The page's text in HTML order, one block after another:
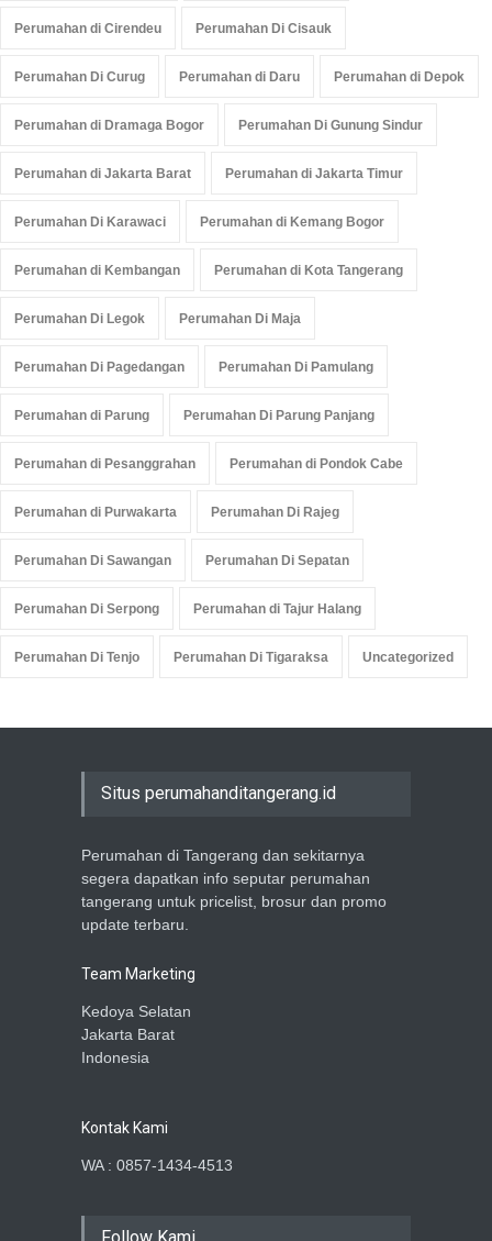
Perumahan di Cirendeu Perumahan Di Cisauk
Perumahan Di Curug Perumahan di Daru Perumahan di Depok
Perumahan di Dramaga Bogor Perumahan Di Gunung Sindur
Perumahan di Jakarta Barat Perumahan di Jakarta Timur
Perumahan Di Karawaci Perumahan di Kemang Bogor
Perumahan di Kembangan Perumahan di Kota Tangerang
Perumahan Di Legok Perumahan Di Maja
Perumahan Di Pagedangan Perumahan Di Pamulang
Perumahan di Parung Perumahan Di Parung Panjang
Perumahan di Pesanggrahan Perumahan di Pondok Cabe
Perumahan di Purwakarta Perumahan Di Rajeg
Perumahan Di Sawangan Perumahan Di Sepatan
Perumahan Di Serpong Perumahan di Tajur Halang
Perumahan Di Tenjo Perumahan Di Tigaraksa Uncategorized
Situs perumahanditangerang.id
Perumahan di Tangerang dan sekitarnya
segera dapatkan info seputar perumahan
tangerang untuk pricelist, brosur dan promo
update terbaru.
Team Marketing
Kedoya Selatan
Jakarta Barat
Indonesia
Kontak Kami
WA : 0857-1434-4513